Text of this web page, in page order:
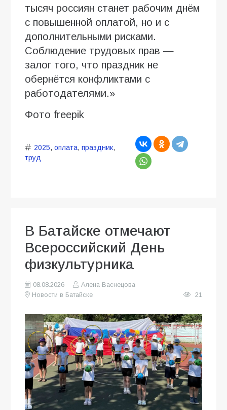
тысяч россиян станет рабочим днём
с повышенной оплатой, но и с
дополнительными рисками.
Соблюдение трудовых прав —
залог того, что праздник не
обернётся конфликтами с
работодателями.»
Фото freepik
2025, оплата, праздник,
труд
В Батайске отмечают
Всероссийский День
физкультурника
08.08.2026
Алена Васнецова
Новости в Батайске
21